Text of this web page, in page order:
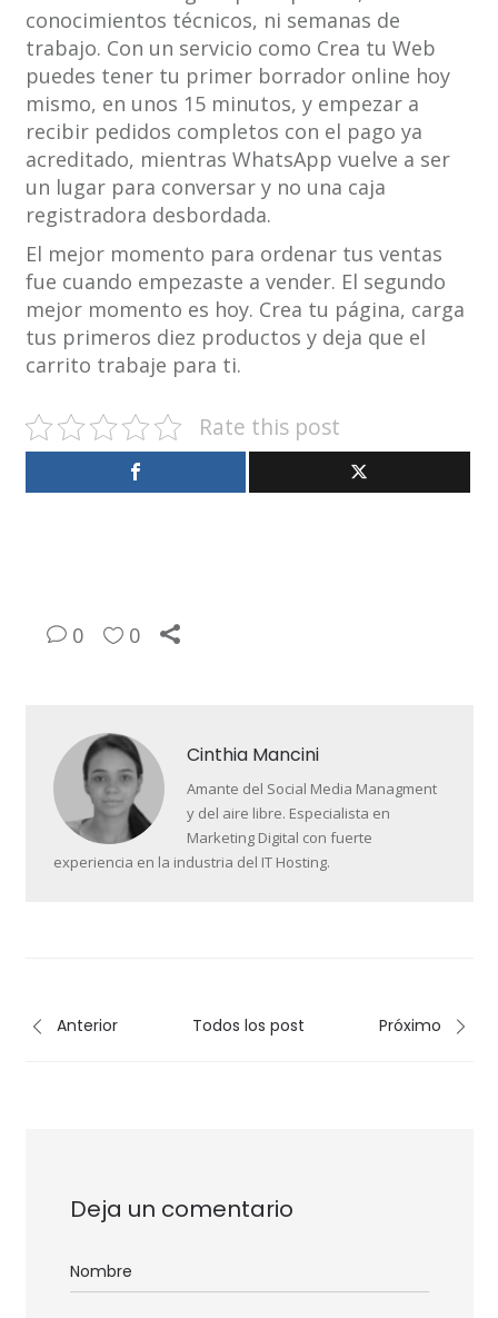
conocimientos técnicos, ni semanas de
trabajo. Con un servicio como Crea tu Web
puedes tener tu primer borrador online hoy
mismo, en unos 15 minutos, y empezar a
recibir pedidos completos con el pago ya
acreditado, mientras WhatsApp vuelve a ser
un lugar para conversar y no una caja
registradora desbordada.
El mejor momento para ordenar tus ventas
fue cuando empezaste a vender. El segundo
mejor momento es hoy. Crea tu página, carga
tus primeros diez productos y deja que el
carrito trabaje para ti.
Rate this post
0 0
Cinthia Mancini
Amante del Social Media Managment
y del aire libre. Especialista en
Marketing Digital con fuerte
experiencia en la industria del IT Hosting.
Anterior Todos los post Próximo
Deja un comentario